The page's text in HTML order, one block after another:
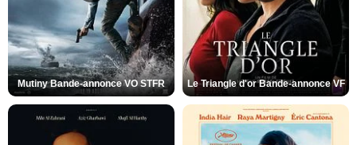
Mutiny Bande-annonce VO STFR Le Triangle d'or Bande-annonce VF